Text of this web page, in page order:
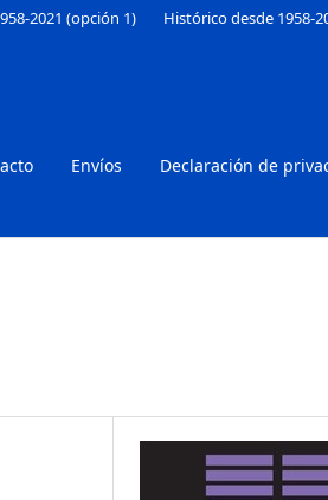
Envíos Declaración de
2021 (opción 1) Histórico desde 1958-